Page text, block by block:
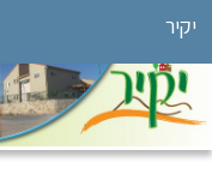
יקיר